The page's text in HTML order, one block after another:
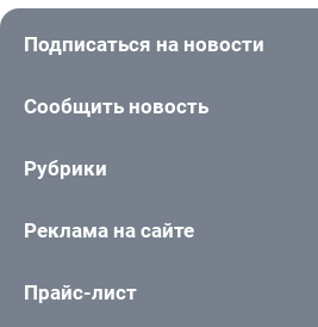
Подписаться на новости
Сообщить новость
Рубрики
Реклама на сайте
Прайс-лист